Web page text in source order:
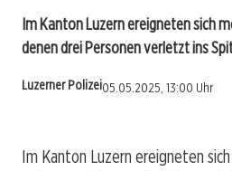
Im Kanton Luzern ereigneten sich
denen drei Personen verletzt ins
Luzerner Polizei05.05.2025, 13:00 Uhr
Im Kanton Luzern ereigneten